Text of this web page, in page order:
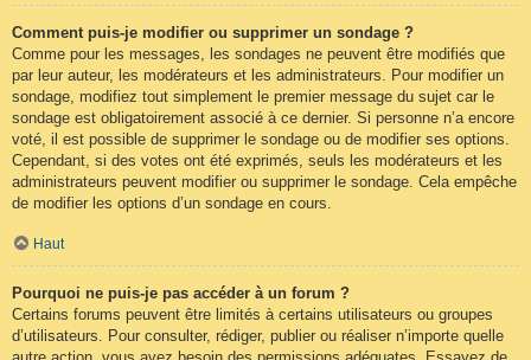
Comment puis-je modifier ou supprimer un sondage ?
Comme pour les messages, les sondages ne peuvent être modifiés que
par leur auteur, les modérateurs et les administrateurs. Pour modifier un
sondage, modifiez tout simplement le premier message du sujet car le
sondage est obligatoirement associé à ce dernier. Si personne n’a encore
voté, il est possible de supprimer le sondage ou de modifier ses options.
Cependant, si des votes ont été exprimés, seuls les modérateurs et les
administrateurs peuvent modifier ou supprimer le sondage. Cela empêche
de modifier les options d’un sondage en cours.
Haut
Pourquoi ne puis-je pas accéder à un forum ?
Certains forums peuvent être limités à certains utilisateurs ou groupes
d’utilisateurs. Pour consulter, rédiger, publier ou réaliser n’importe quelle